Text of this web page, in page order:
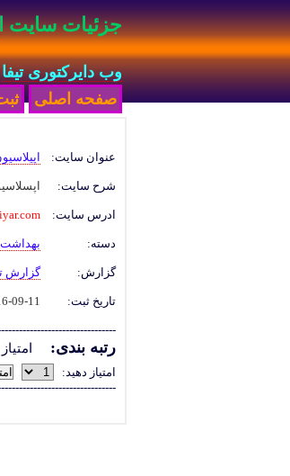
جزئیات سایت
وب دایرکتوری تیفا
صفحه اصلی
عنوان سایت:
شرح سایت:
ادرس سایت:
دسته: بهداشت
گزارش: گزارش
تاریخ ثبت: 09-11
رتبه بندی:
امتیاز دهید: